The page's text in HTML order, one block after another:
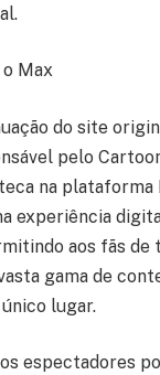
Max
do site
pelo
na plataforma
experiência
aos fãs de
gama de
lugar.
espectadores